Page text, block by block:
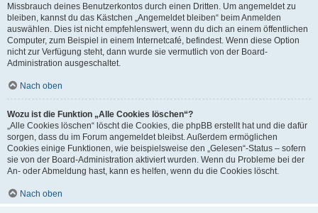
Missbrauch deines Benutzerkontos durch einen Dritten. Um angemeldet zu
bleiben, kannst du das Kästchen „Angemeldet bleiben“ beim Anmelden
auswählen. Dies ist nicht empfehlenswert, wenn du dich an einem öffentlichen
Computer, zum Beispiel in einem Internetcafé, befindest. Wenn diese Option
nicht zur Verfügung steht, dann wurde sie vermutlich von der Board-
Administration ausgeschaltet.
Nach oben
Wozu ist die Funktion „Alle Cookies löschen“?
„Alle Cookies löschen“ löscht die Cookies, die phpBB erstellt hat und die dafür
sorgen, dass du im Forum angemeldet bleibst. Außerdem ermöglichen
Cookies einige Funktionen, wie beispielsweise den „Gelesen“-Status – sofern
sie von der Board-Administration aktiviert wurden. Wenn du Probleme bei der
An- oder Abmeldung hast, kann es helfen, wenn du die Cookies löscht.
Nach oben